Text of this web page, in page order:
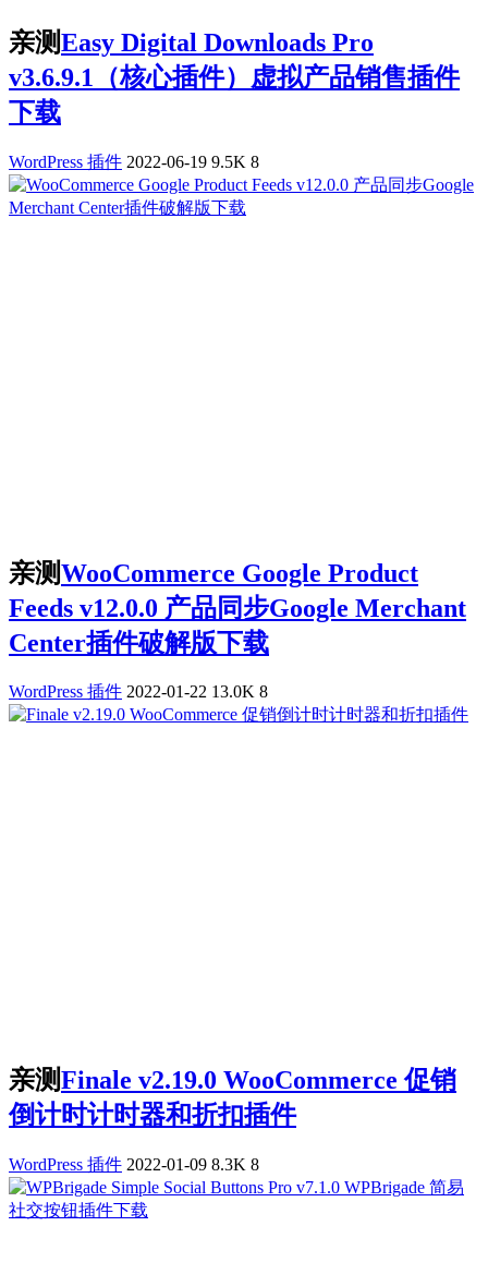
亲测Easy Digital Downloads Pro
v3.6.9.1（核心插件）虚拟产品销售插件
下载
WordPress 插件 2022-06-19 9.5K 8
亲测WooCommerce Google Product
Feeds v12.0.0 产品同步Google Merchant
Center插件破解版下载
WordPress 插件 2022-01-22 13.0K 8
亲测Finale v2.19.0 WooCommerce 促销
倒计时计时器和折扣插件
WordPress 插件 2022-01-09 8.3K 8